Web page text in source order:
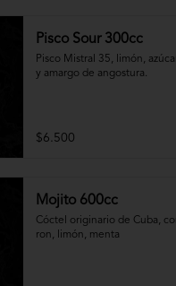
Pisco Sour 300cc
Pisco Mistral 35, limón,
y amargo de angostura.
$6.500
Mojito 600cc
Cóctel originario de Cuba,
ron, limón, menta